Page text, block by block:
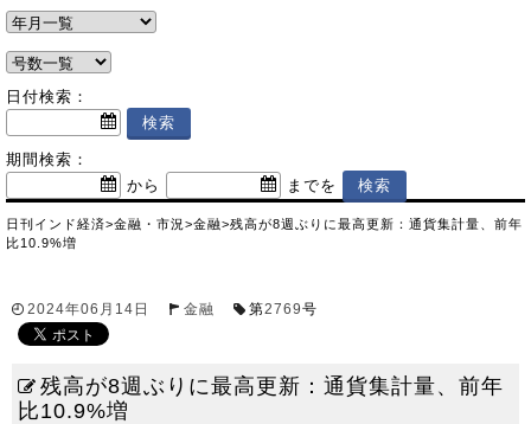
日付検索：
期間検索：
から
までを
日刊インド経済>金融・市況 >金融>残高が8週ぶりに最高更新：通貨集計量、前年
比10.9%増
2024年06月14日 金融 第2769号
残高が8週ぶりに最高更新：通貨集計量、前年
比10.9%増